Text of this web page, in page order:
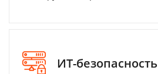
ИТ-безопасность